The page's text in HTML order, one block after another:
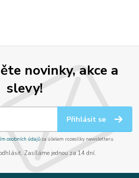
novinky, akce a
slevy!
Přihlásit se
osobních údajůza účelem rozesílky newsletteru.
Zasíláme jednou za 14 dní.